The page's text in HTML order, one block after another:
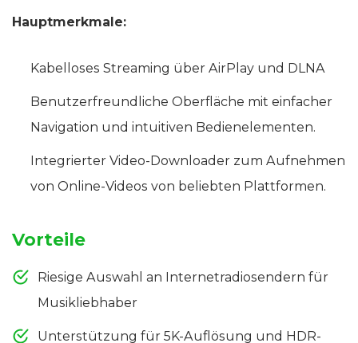
Hauptmerkmale:
Kabelloses Streaming über AirPlay und DLNA
Benutzerfreundliche Oberfläche mit einfacher
Navigation und intuitiven Bedienelementen.
Integrierter Video-Downloader zum Aufnehmen
von Online-Videos von beliebten Plattformen.
Vorteile
Riesige Auswahl an Internetradiosendern für
Musikliebhaber
Unterstützung für 5K-Auflösung und HDR-